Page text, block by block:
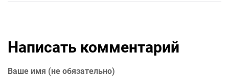
Написать комментарий
Ваше имя (не обязательно)